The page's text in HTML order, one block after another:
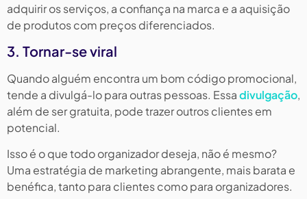
adquirir os serviços, a confiança na marca e a aquisição
de produtos com preços diferenciados.
3. Tornar-se viral
Quando alguém encontra um bom código promocional,
tende a divulgá-lo para outras pessoas. Essadivulgação,
além de ser gratuita, pode trazer outros clientes em
potencial.
Isso é o que todo organizador deseja, não é mesmo?
Uma estratégia de marketing abrangente, mais barata e
benéfica, tanto para clientes como para organizadores.